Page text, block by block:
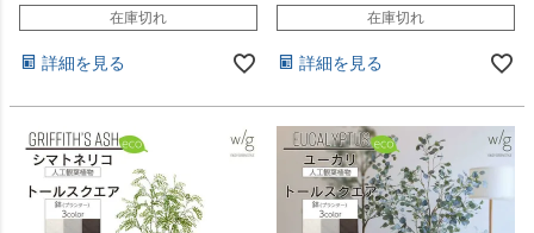
在庫切れ
詳細を見る
在庫切れ
詳細を見る